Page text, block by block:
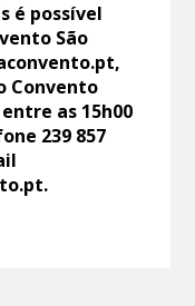
é possível
São
Convento
as 15h00
239 857